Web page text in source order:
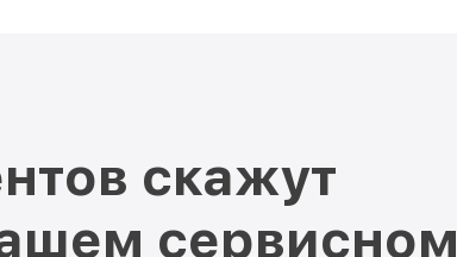
скажут
сервисном